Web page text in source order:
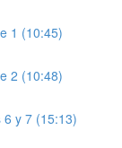
1 (10:45)
2 (10:48)
6 y 7 (15:13)